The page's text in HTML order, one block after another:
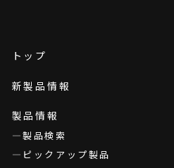
トップ
新製品情報
製品情報
製品検索
ピックアップ製品